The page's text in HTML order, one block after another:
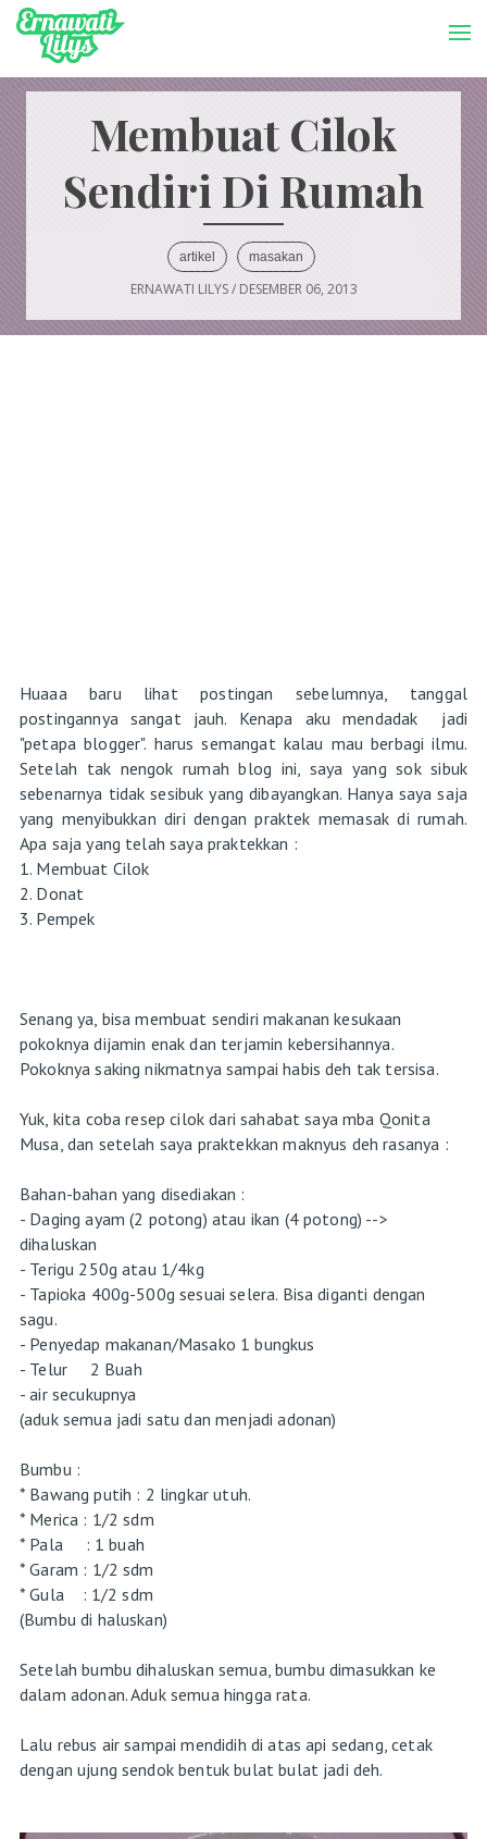
-->
Membuat Cilok
Sendiri Di Rumah
artikel masakan
ERNAWATI LILYS/ DESEMBER 06, 2013
Huaaa baru lihat postingan sebelumnya, tanggal
postingannya sangat jauh. Kenapa aku mendadak jadi
"petapa blogger". harus semangat kalau mau berbagi ilmu.
Setelah tak nengok rumah blog ini, saya yang sok sibuk
sebenarnya tidak sesibuk yang dibayangkan. Hanya saya saja
yang menyibukkan diri dengan praktek memasak di rumah.
Apa saja yang telah saya praktekkan :
1. Membuat Cilok
2. Donat
3. Pempek
Senang ya, bisa membuat sendiri makanan kesukaan
pokoknya dijamin enak dan terjamin kebersihannya.
Pokoknya saking nikmatnya sampai habis deh tak tersisa.
Yuk, kita coba resep cilok dari sahabat saya mba Qonita
Musa, dan setelah saya praktekkan maknyus deh rasanya :
Bahan-bahan yang disediakan :
- Daging ayam (2 potong) atau ikan (4 potong) -->
dihaluskan
- Terigu 250g atau 1/4kg
- Tapioka 400g-500g sesuai selera. Bisa diganti dengan
sagu.
- Penyedap makanan/Masako 1 bungkus
- Telur 2 Buah
- air secukupnya
(aduk semua jadi satu dan menjadi adonan)
Bumbu :
* Bawang putih : 2 lingkar utuh.
* Merica : 1/2 sdm
* Pala : 1 buah
* Garam : 1/2 sdm
* Gula : 1/2 sdm
(Bumbu di haluskan)
Setelah bumbu dihaluskan semua, bumbu dimasukkan ke
dalam adonan. Aduk semua hingga rata.
Lalu rebus air sampai mendidih di atas api sedang, cetak
dengan ujung sendok bentuk bulat bulat jadi deh.